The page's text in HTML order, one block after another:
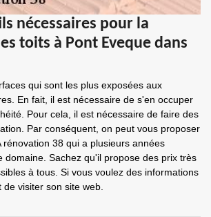
nécessaires pour la
toits à Pont Eveque dans
qui sont les plus exposées aux
En fait, il est nécessaire de s'en occuper
Pour cela, il est nécessaire de faire des
Par conséquent, on peut vous proposer
rénovation 38 qui a plusieurs années
domaine. Sachez qu'il propose des prix très
à tous. Si vous voulez des informations
visiter son site web.